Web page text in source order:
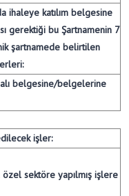
ihaleye katılım belgesine
gerektiği bu Şartnamenin 7
şartnamede belirtilen
belgesine/belgelerine
işler:
sektöre yapılmış işlere